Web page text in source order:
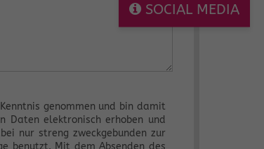
SOCIAL MEDIA
genommen und bin damit
Daten elektronisch erhoben und
nur streng zweckgebunden zur
benutzt. Mit dem Absenden des